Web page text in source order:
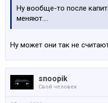
Ну вообще-то после
меняют....
Ну может они так не
snoopik
Свой человек